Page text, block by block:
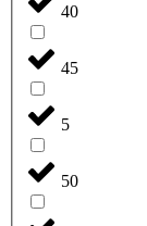
40
45
5
50